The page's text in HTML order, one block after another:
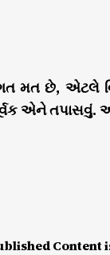
મત છે, એટલે
એને તપાસવું.